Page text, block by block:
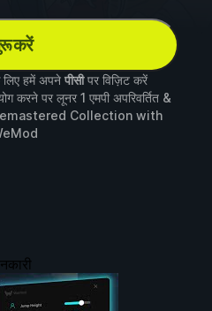
करें
हमें अपने पीसीपर विज़िट करें
करने पर लूनर 1 एमपी अपरिवर्तित &
Collectionwith